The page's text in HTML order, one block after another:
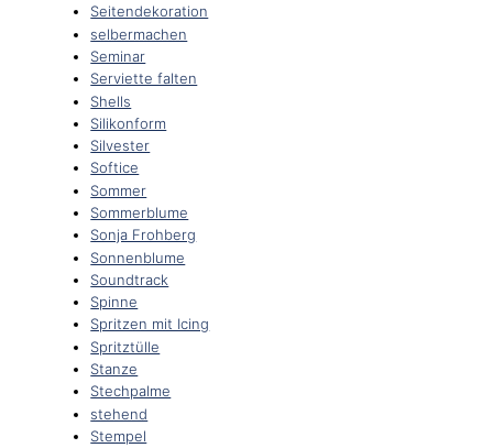
Seitendekoration
selbermachen
Seminar
Serviette falten
Shells
Silikonform
Silvester
Softice
Sommer
Sommerblume
Sonja Frohberg
Sonnenblume
Soundtrack
Spinne
Spritzen mit Icing
Spritztülle
Stanze
Stechpalme
stehend
Stempel